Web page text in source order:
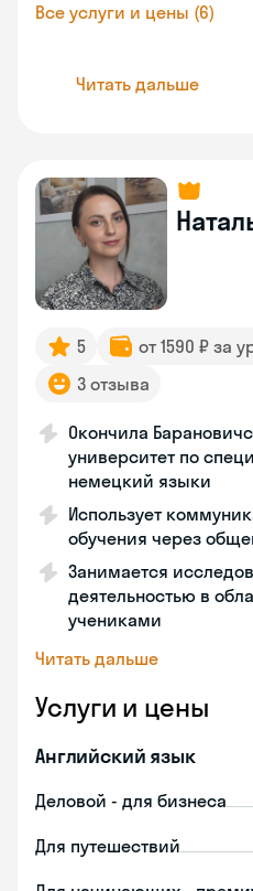
Все услуги и цены (6)
Читать дальше
5 от 1590 ₽ за
3 отзыва
Окончила
университет по
немецкий языки
Использует
обучения через
Занимается
деятельностью в
учениками
Читать дальше
Услуги и цены
Английский язык
Деловой - для бизнеса
Для путешествий